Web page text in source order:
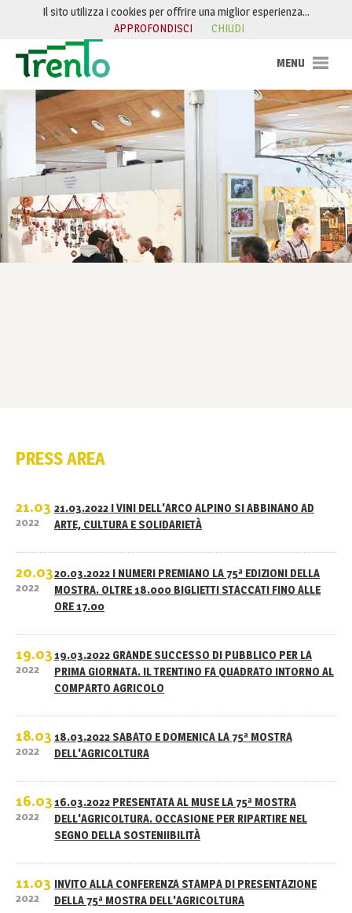
Salta al contenuto
PRESS AREA
21.03
2022
21.03.2022 I VINI DELL'ARCO ALPINO SI ABBINANO AD
ARTE, CULTURA E SOLIDARIETÀ
20.03
2022
20.03.2022 I NUMERI PREMIANO LA 75ª EDIZIONI DELLA
MOSTRA. OLTRE 18.000 BIGLIETTI STACCATI FINO ALLE
ORE 17.00
19.03
2022
19.03.2022 GRANDE SUCCESSO DI PUBBLICO PER LA
PRIMA GIORNATA. IL TRENTINO FA QUADRATO INTORNO AL
COMPARTO AGRICOLO
18.03
2022
18.03.2022 SABATO E DOMENICA LA 75ª MOSTRA
DELL'AGRICOLTURA
16.03
2022
16.03.2022 PRESENTATA AL MUSE LA 75ª MOSTRA
DELL'AGRICOLTURA. OCCASIONE PER RIPARTIRE NEL
SEGNO DELLA SOSTENIIBILITÀ
11.03
2022
INVITO ALLA CONFERENZA STAMPA DI PRESENTAZIONE
DELLA 75ª MOSTRA DELL'AGRICOLTURA
Il sito utilizza i cookies per offrire una miglior esperienza…
APPROFONDISCI
CHIUDI